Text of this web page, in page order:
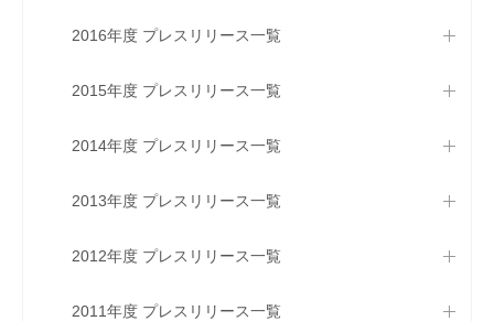
2016年度 プレスリリース一覧
2015年度 プレスリリース一覧
2014年度 プレスリリース一覧
2013年度 プレスリリース一覧
2012年度 プレスリリース一覧
2011年度 プレスリリース一覧